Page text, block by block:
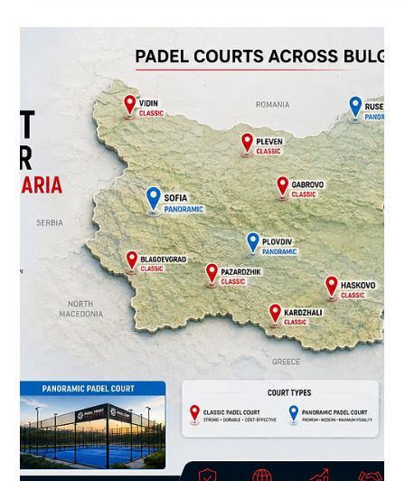
Padel Court Factory
20 июл.
6 мин. чтения
Комплексные решения для
строительства кортов для падела в
Хорватии: от Загреба до
Адриатического побережья.
Корты премиум-класса для падела для клубов, отелей,
курортов и спортивных объектов. Падел открывает новые
возможности для инвестиций в спорт и гостиничный бизнес
по всей Хорватии . От коммерческих спортивных клубов в
Загребе до отелей и курортов вдоль Адриатического
побережья, профессиональные объекты для игры в падел
могут добавить современный, социально ориентированный
и очень привлекательный спортивный опыт к широкому
спектру проектов. Однако для инвесторов, застройщиков
и